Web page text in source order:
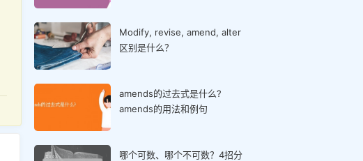
Modify, revise, amend, alter
区别是什么？
amends的过去式是什么?
amends的用法和例句
哪个可数、哪个不可数？4招分